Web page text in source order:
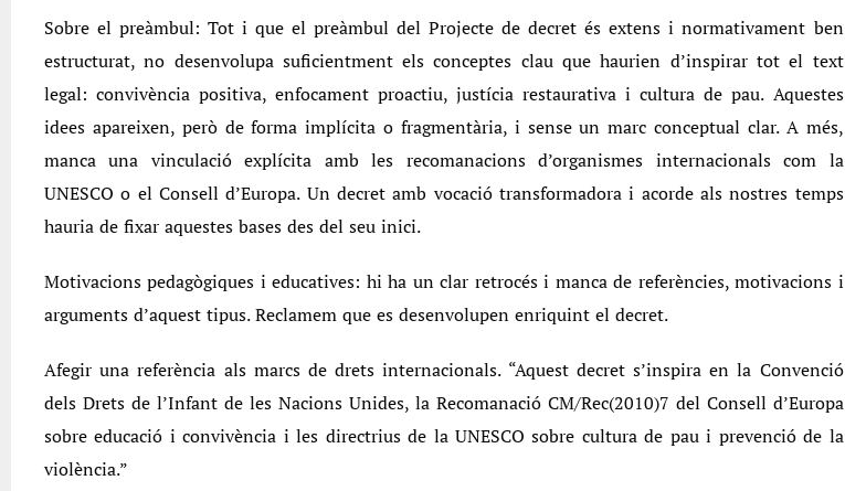
Sobre el preàmbul: Tot i que el preàmbul del Projecte de decret és extens i normativament ben
estructurat, no desenvolupa suficientment els conceptes clau que haurien d’inspirar tot el text
legal: convivència positiva, enfocament proactiu, justícia restaurativa i cultura de pau. Aquestes
idees apareixen, però de forma implícita o fragmentària, i sense un marc conceptual clar. A més,
manca una vinculació explícita amb les recomanacions d’organismes internacionals com la
UNESCO o el Consell d’Europa. Un decret amb vocació transformadora i acorde als nostres temps
hauria de fixar aquestes bases des del seu inici.
Motivacions pedagògiques i educatives: hi ha un clar retrocés i manca de referències, motivacions i
arguments d’aquest tipus. Reclamem que es desenvolupen enriquint el decret.
Afegir una referència als marcs de drets internacionals. “Aquest decret s’inspira en la Convenció
dels Drets de l’Infant de les Nacions Unides, la Recomanació CM/Rec(2010)7 del Consell d’Europa
sobre educació i convivència i les directrius de la UNESCO sobre cultura de pau i prevenció de la
violència.”